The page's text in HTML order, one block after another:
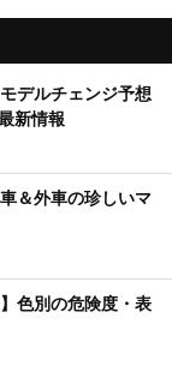
デルチェンジ予想
新情報
＆外車の珍しいマ
色別の危険度・表